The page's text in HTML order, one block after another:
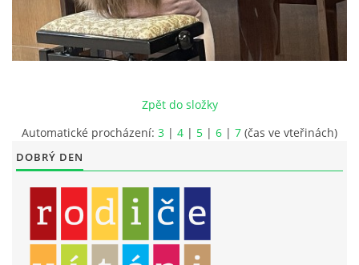
LITERÁRNĚ DRAMATICKÝ OBOR
PRAVIDLA PRO VEŘEJNÉ AKCE ZUŠ STAŇKOV
PŘIJÍMACÍ TALENTOVÉ ZKOUŠKY
Zpět do složky
Automatické procházení: 3 | 4 | 5 | 6 | 7 (čas ve vteřinách)
DOBRÝ DEN